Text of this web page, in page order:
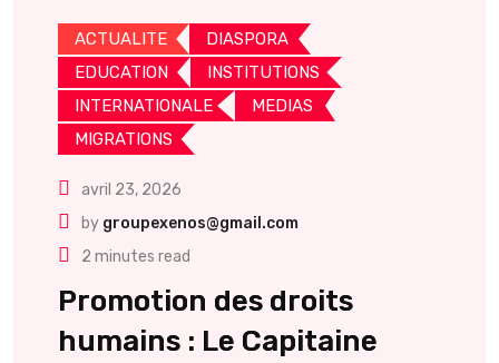
ACTUALITE
DIASPORA
EDUCATION
INSTITUTIONS
INTERNATIONALE
MEDIAS
MIGRATIONS
avril 23, 2026
by groupexenos@gmail.com
2 minutes read
Promotion des droits
humains : Le Capitaine